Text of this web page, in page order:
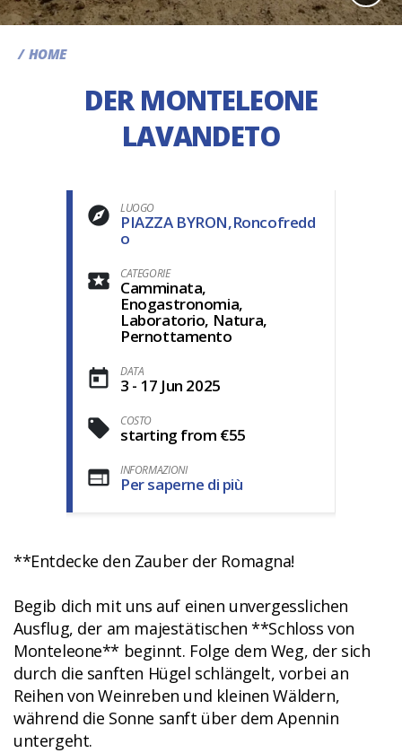
HOME
DER MONTELEONE
LAVANDETO
LUOGO
PIAZZA BYRON,Roncofredd
o
CATEGORIE
Camminata,
Enogastronomia,
Laboratorio, Natura,
Pernottamento
DATA
3 - 17 Jun 2025
COSTO
starting from €55
INFORMAZIONI
Per saperne di più
**Entdecke den Zauber der Romagna!
Begib dich mit uns auf einen unvergesslichen
Ausflug, der am majestätischen **Schloss von
Monteleone** beginnt. Folge dem Weg, der sich
durch die sanften Hügel schlängelt, vorbei an
Reihen von Weinreben und kleinen Wäldern,
während die Sonne sanft über dem Apennin
untergeht.